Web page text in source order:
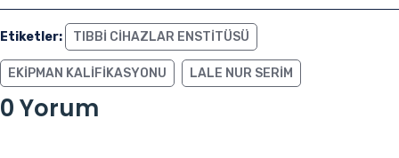
Etiketler: TIBBI CIHAZLAR ENSTITÜSÜ
EKIPMAN KALIFIKASYONU LALE NUR SERIM
0 Yorum